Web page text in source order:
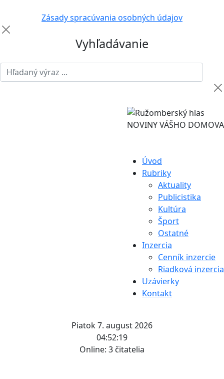
Zásady spracúvania osobných údajov
Vyhľadávanie
NOVINY VÁŠHO DOMOVA
Úvod
Rubriky
Aktuality
Publicistika
Kultúra
Šport
Ostatné
Inzercia
Cenník inzercie
Riadková inzercia
Uzávierky
Kontakt
Piatok 7. august 2026
04:52:20
Online: 3 čitatelia